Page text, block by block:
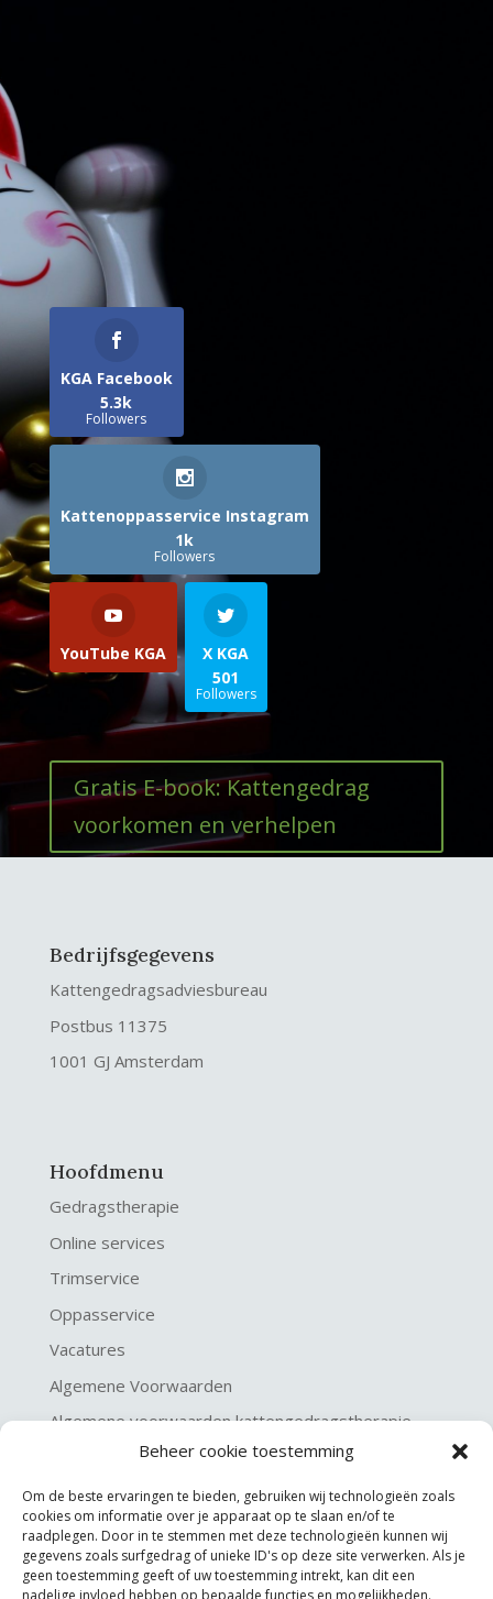
Beheer cookie toestemming
Om de beste ervaringen te bieden, gebruiken wij technologieën zoals
cookies om informatie over je apparaat op te slaan en/of te
raadplegen. Door in te stemmen met deze technologieën kunnen wij
gegevens zoals surfgedrag of unieke ID's op deze site verwerken. Als je
geen toestemming geeft of uw toestemming intrekt, kan dit een
nadelige invloed hebben op bepaalde functies en mogelijkheden.
KGA Facebook
5.3k
Followers
Kattenoppasservice Instagram
1k
Followers
YouTube KGA
X KGA
501
Followers
Gratis E-book: Kattengedrag
voorkomen en verhelpen
Bedrijfsgegevens
Kattengedragsadviesbureau
Postbus 11375
1001 GJ Amsterdam
Hoofdmenu
Gedragstherapie
Online services
Trimservice
Oppasservice
Vacatures
Algemene Voorwaarden
Algemene voorwaarden kattengedragstherapie
Privacy verklaring
Disclaimer & Copyright